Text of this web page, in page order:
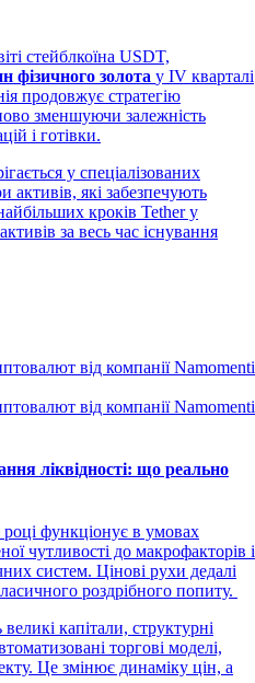
стейблкоїна USDT,
фізичного золота у IV кварталі
продовжує стратегію
зменшуючи залежність
і готівки.
у спеціалізованих
активів, які забезпечують
кроків Tether у
за весь час існування
ліквідності: що реально
функціонує в умовах
чутливості до макрофакторів і
систем. Цінові рухи дедалі
роздрібного попиту.
капітали, структурні
торгові моделі,
Це змінює динаміку цін, а